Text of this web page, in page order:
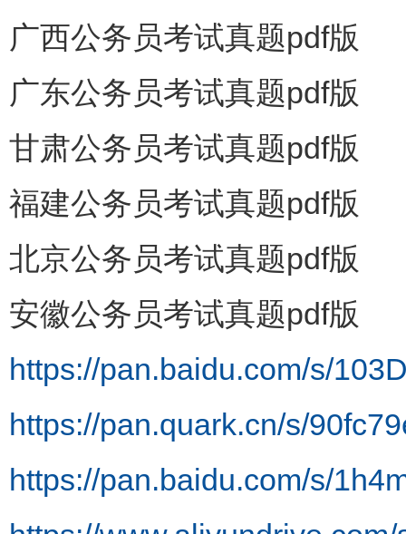
广西公务员考试真题pdf版
广东公务员考试真题pdf版
甘肃公务员考试真题pdf版
福建公务员考试真题pdf版
北京公务员考试真题pdf版
安徽公务员考试真题pdf版
https://pan.baidu.com/s/
https://pan.quark.cn/s/
https://pan.baidu.com/s/